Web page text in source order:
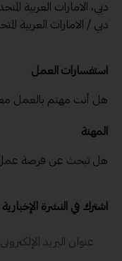
دبي / الامارات العربية
استفسارات العمل
هل أنت مهتم بالعمل
المهنة
هل تبحث عن فرصة
اشترك في النشرة الإخبارية